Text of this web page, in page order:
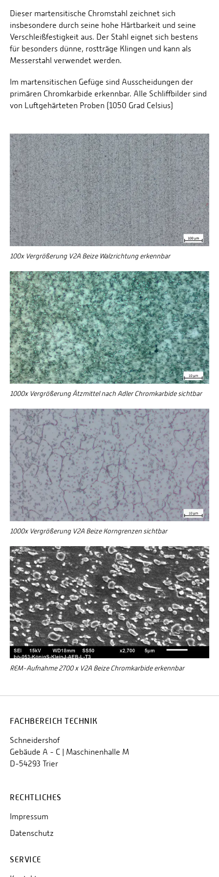
Dieser martensitische Chromstahl zeichnet sich
insbesondere durch seine hohe Härtbarkeit und seine
Verschleißfestigkeit aus. Der Stahl eignet sich bestens
für besonders dünne, rostträge Klingen und kann als
Messerstahl verwendet werden.
Im martensitischen Gefüge sind Ausscheidungen der
primären Chromkarbide erkennbar. Alle Schliffbilder sind
von Luftgehärteten Proben (1050 Grad Celsius)
100x Vergrößerung V2A Beize Walzrichtung erkennbar
1000x Vergrößerung Ätzmittel nach Adler Chromkarbide sichtbar
1000x Vergrößerung V2A Beize Korngrenzen sichtbar
REM-Aufnahme 2700 x V2A Beize Chromkarbide erkennbar
FACHBEREICH TECHNIK
Schneidershof
Gebäude A - C | Maschinenhalle M
D-54293 Trier
RECHTLICHES
Impressum
Datenschutz
SERVICE